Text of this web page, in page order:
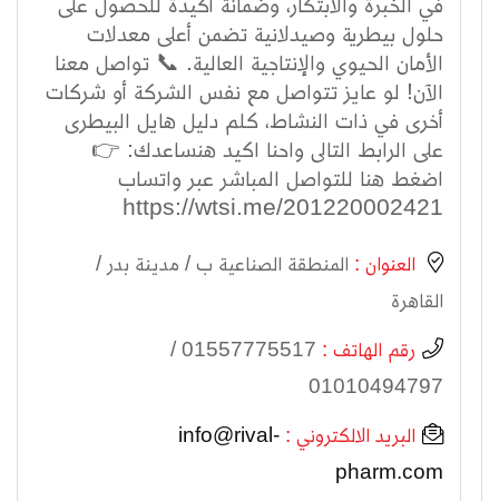
حلول بيطرية وصيدلانية تضمن أعلى معدلات
الأمان الحيوي والإنتاجية العالية. 📞 تواصل معنا
الآن! لو عايز تتواصل مع نفس الشركة أو شركات
أخرى في ذات النشاط، كلم دليل هايل البيطرى
على الرابط التالى واحنا اكيد هنساعدك: 👉
اضغط هنا للتواصل المباشر عبر واتساب
https://wtsi.me/201220002421
العنوان : المنطقة الصناعية ب / مدينة بدر /
القاهرة
رقم الهاتف :
01557775517 /
01010494797
البريد الالكتروني : info@rival-
pharm.com